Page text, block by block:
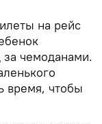
на рейс
за чемоданами.
время, чтобы